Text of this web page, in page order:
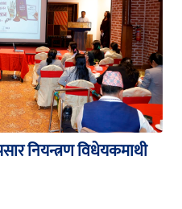
नियन्त्रण विधेयकमाथी